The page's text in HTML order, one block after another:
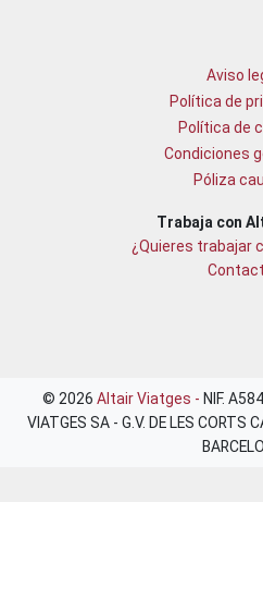
Aviso
Política de
Política de
Condiciones
Póliza
Trabaja con
¿Quieres trabajar
© 2026 Altair Viatges - NIF.
VIATGES SA - G.V. DE LES CORTS